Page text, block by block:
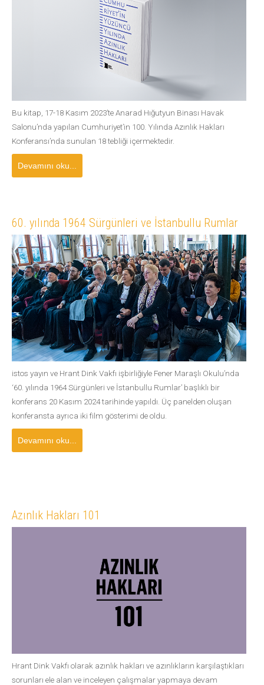
Bu kitap, 17-18 Kasım 2023’te Anarad Hığutyun Binası Havak
Salonu’nda yapılan Cumhuriyet’in 100. Yılında Azınlık Hakları
Konferansı’nda sunulan 18 tebliği içermektedir.
Devamını oku...
60. yılında 1964 Sürgünleri ve İstanbullu Rumlar
istos yayın ve Hrant Dink Vakfı işbirliğiyle Fener Maraşlı Okulu’nda
‘60. yılında 1964 Sürgünleri ve İstanbullu Rumlar’ başlıklı bir
konferans 20 Kasım 2024 tarihinde yapıldı. Üç panelden oluşan
konferansta ayrıca iki film gösterimi de oldu.
Devamını oku...
Azınlık Hakları 101
Hrant Dink Vakfı olarak azınlık hakları ve azınlıkların karşılaştıkları
sorunları ele alan ve inceleyen çalışmalar yapmaya devam